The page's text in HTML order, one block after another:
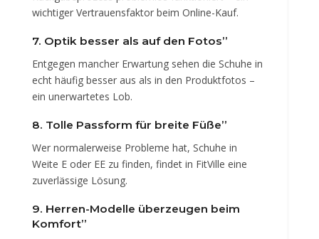
wichtiger Vertrauensfaktor beim Online-Kauf.
7. Optik besser als auf den Fotos”
Entgegen mancher Erwartung sehen die Schuhe in
echt häufig besser aus als in den Produktfotos –
ein unerwartetes Lob.
8. Tolle Passform für breite Füße”
Wer normalerweise Probleme hat, Schuhe in
Weite E oder EE zu finden, findet in FitVille eine
zuverlässige Lösung.
9. Herren-Modelle überzeugen beim
Komfort”